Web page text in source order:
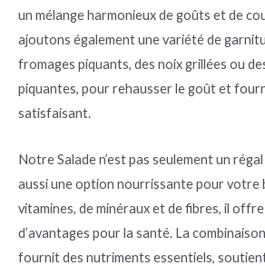
un mélange harmonieux de goûts et de
ajoutons également une variété de
fromages piquants, des noix grillées ou
piquantes, pour rehausser le goût et
satisfaisant.
Notre Salade n’est pas seulement un
aussi une option nourrissante pour votre
vitamines, de minéraux et de fibres, il
d’avantages pour la santé. La
fournit des nutriments essentiels,